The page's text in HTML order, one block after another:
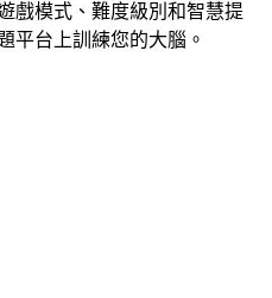
戲模式、難度級別和智慧提
平台上訓練您的大腦。